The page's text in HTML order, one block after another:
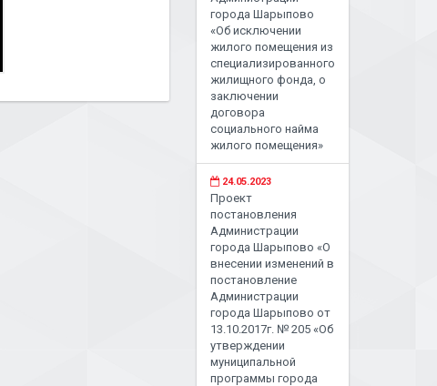
города Шарыпово
«Об исключении
жилого помещения из
специализированного
жилищного фонда, о
заключении
договора
социального найма
жилого помещения»
24.05.2023
Проект
постановления
Администрации
города Шарыпово «О
внесении изменений в
постановление
Администрации
города Шарыпово от
13.10.2017г. № 205 «Об
утверждении
муниципальной
программы города